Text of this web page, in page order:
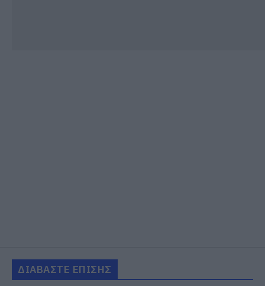
ΔΙΑΒΑΣΤΕ ΕΠΙΣΗΣ